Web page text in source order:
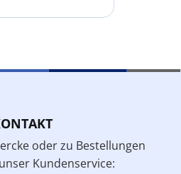
oder zu Bestellungen
Kundenservice: